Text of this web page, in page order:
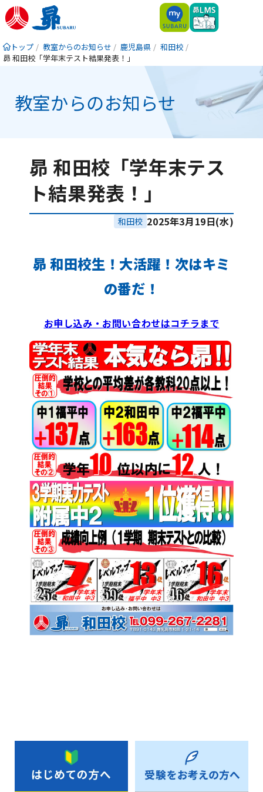
トップ 教室からのお知らせ 鹿児島県
和田校
昴 和田校「学年末テスト結果発表！」
教室からのお知らせ
昴 和田校「学年末テス
ト結果発表！」
和田校 2025年3月19日(水)
昴 和田校生！大活躍！次はキミ
の番だ！
お申し込み・お問い合わせはコチラまで